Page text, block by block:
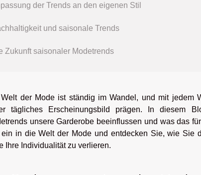
der Trends an den eigenen Stil
und saisonale Trends
Zukunft saisonaler Modetrends
der Mode ist ständig im Wandel, und mit jedem
tägliches Erscheinungsbild prägen. In diesem
unsere Garderobe beeinflussen und was das
ein in die Welt der Mode und entdecken Sie, wie Sie
Ihre Individualität zu verlieren.